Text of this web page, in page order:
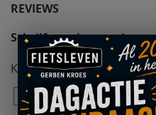
REVIEWS
Schrijf uw eigen review
Kwaliteit
1
Star
2
Sterren
3
Sterren
4
Sterren
5
Sterren